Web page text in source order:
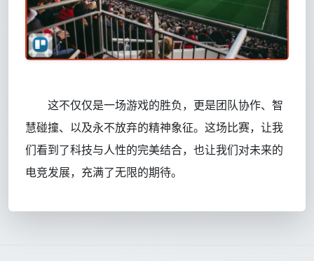
这不仅仅是一场游戏的胜负，更是团队协作、智
慧碰撞、以及永不放弃的精神象征。这场比赛，让我
们看到了科技与人性的完美结合，也让我们对未来的
电竞发展，充满了无限的期待。